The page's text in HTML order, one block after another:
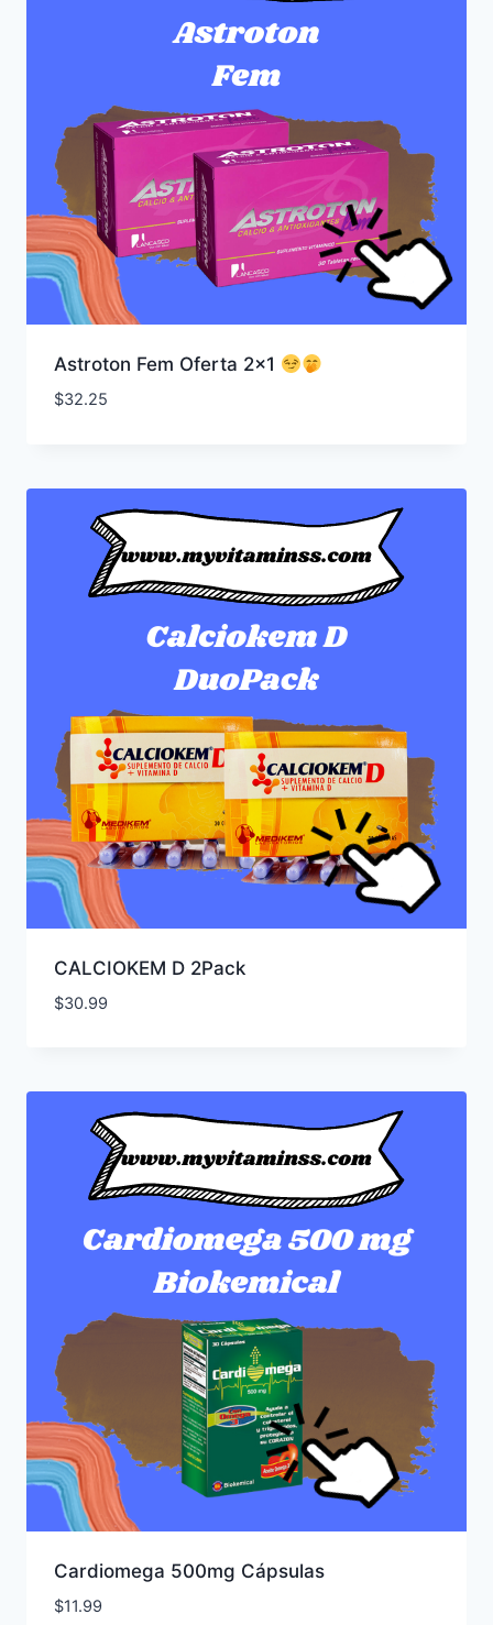
Astroton Fem Oferta 2×1
$32.25
CALCIOKEM D 2Pack
$30.99
Cardiomega 500mg Cápsulas
$11.99